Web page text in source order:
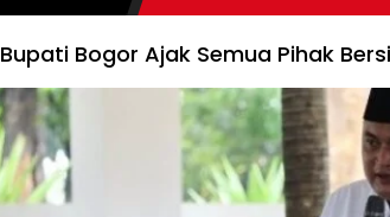
Bupati Bogor Ajak Semua Pihak